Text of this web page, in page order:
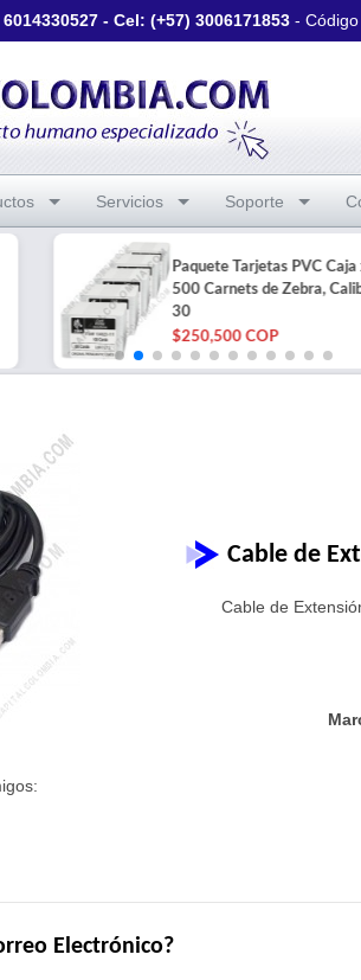
6014330527 - Cel: (+57) 3006171853 -
Servicios Soporte
Paquete Tarjetas PVC Caja
500 Carnets de Zebra,
30
$250,500 COP
Cable de
Cable de
Electrónico?